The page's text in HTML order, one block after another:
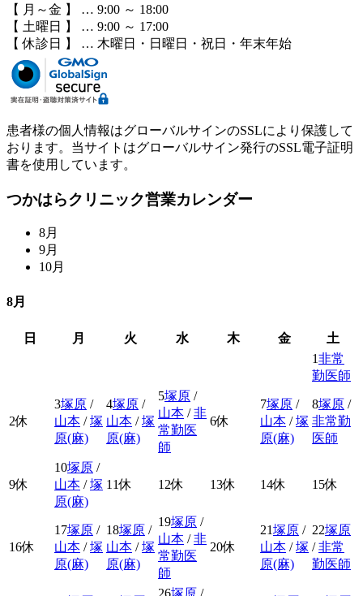
【 月～金 】 … 9:00 ～ 18:00
【 土曜日 】 … 9:00 ～ 17:00
【 休診日 】 … 木曜日・日曜日・祝日・年末年始
患者様の個人情報はグローバルサインのSSLにより保護して
おります。当サイトはグローバルサイン発行のSSL電子証明
書を使用しています。
つかはらクリニック営業カレンダー
8月
9月
10月
8月
日 月 火 水 木 金
土
1非常
勤医師
2休
3塚原 /
山本 /塚
原(麻)
4塚原 /
山本 /塚
原(麻)
5塚原 /
山本 /非
常勤医
師
6休
7塚原 /
山本 /塚
原(麻)
8塚原 /
非常勤
医師
9休
10塚原 /
山本 /塚
原(麻)
11休 12休 13休 14休 15休
16休
17塚原 /
山本 /塚
原(麻)
18塚原 /
山本 /塚
原(麻)
19塚原 /
山本 /非
常勤医
師
20休
21塚原 /
山本 /塚
原(麻)
22塚原
/非常
勤医師
26塚原 /